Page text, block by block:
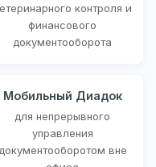
контроля и
финансового
документооборота
Мобильный Диадок
для непрерывного
управления
документооборотом вне